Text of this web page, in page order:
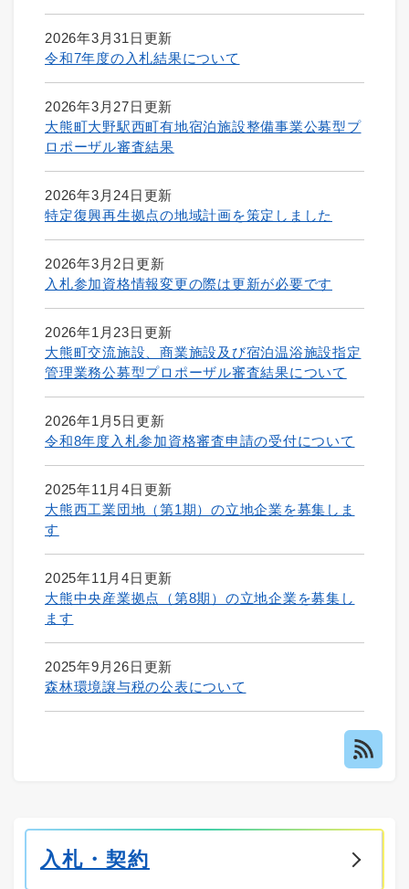
2026年3月31日更新
令和7年度の入札結果について
2026年3月27日更新
大熊町大野駅西町有地宿泊施設整備事業公募型プ
ロポーザル審査結果
2026年3月24日更新
特定復興再生拠点の地域計画を策定しました
2026年3月2日更新
入札参加資格情報変更の際は更新が必要です
2026年1月23日更新
大熊町交流施設、商業施設及び宿泊温浴施設指定
管理業務公募型プロポーザル審査結果について
2026年1月5日更新
令和8年度入札参加資格審査申請の受付について
2025年11月4日更新
大熊西工業団地（第1期）の立地企業を募集しま
す
2025年11月4日更新
大熊中央産業拠点（第8期）の立地企業を募集し
ます
2025年9月26日更新
森林環境譲与税の公表について
入札・契約